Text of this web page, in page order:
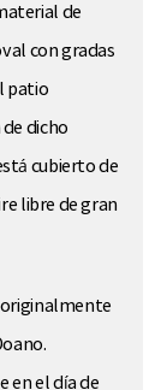
de
con gradas
patio
dicho
cubierto de
libre de gran
originalmente
en el día de